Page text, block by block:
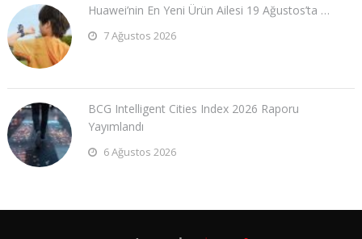
Huawei’nin En Yeni Ürün Ailesi 19 Ağustos’ta …
7 Ağustos 2026
BCG Intelligent Cities Index 2026 Raporu
Yayımlandı
6 Ağustos 2026